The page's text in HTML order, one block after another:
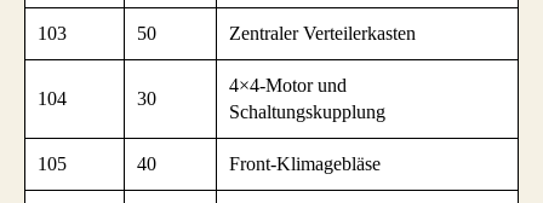
103 50 Zentraler Verteilerkasten
104 30
4×4-Motor und
Schaltungskupplung
105 40 Front-Klimagebläse